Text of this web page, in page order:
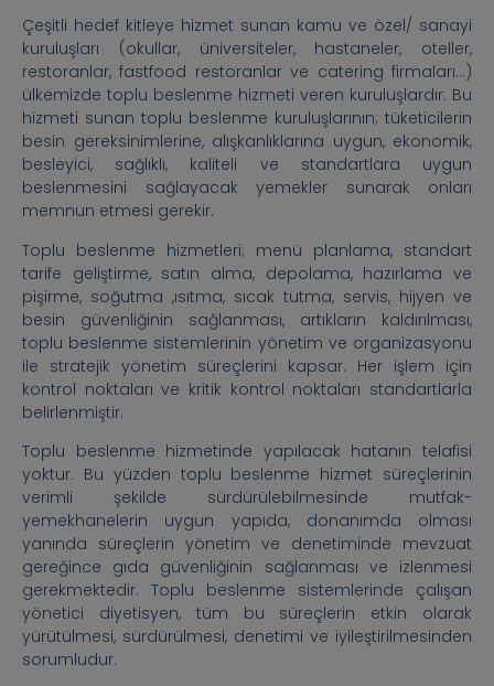
Çeşitli hedef kitleye hizmet sunan kamu ve özel/ sanayi
kuruluşları (okullar, üniversiteler, hastaneler, oteller,
restoranlar, fastfood restoranlar ve catering firmaları…)
ülkemizde toplu beslenme hizmeti veren kuruluşlardır. Bu
hizmeti sunan toplu beslenme kuruluşlarının; tüketicilerin
besin gereksinimlerine, alışkanlıklarına uygun, ekonomik,
besleyici, sağlıklı, kaliteli ve standartlara uygun
beslenmesini sağlayacak yemekler sunarak onları
memnun etmesi gerekir.
Toplu beslenme hizmetleri; menü planlama, standart
tarife geliştirme, satın alma, depolama, hazırlama ve
pişirme, soğutma ,ısıtma, sıcak tutma, servis, hijyen ve
besin güvenliğinin sağlanması, artıkların kaldırılması,
toplu beslenme sistemlerinin yönetim ve organizasyonu
ile stratejik yönetim süreçlerini kapsar. Her işlem için
kontrol noktaları ve kritik kontrol noktaları standartlarla
belirlenmiştir.
Toplu beslenme hizmetinde yapılacak hatanın telafisi
yoktur. Bu yüzden toplu beslenme hizmet süreçlerinin
verimli şekilde sürdürülebilmesinde mutfak-
yemekhanelerin uygun yapıda, donanımda olması
yanında süreçlerin yönetim ve denetiminde mevzuat
gereğince gıda güvenliğinin sağlanması ve izlenmesi
gerekmektedir. Toplu beslenme sistemlerinde çalışan
yönetici diyetisyen, tüm bu süreçlerin etkin olarak
yürütülmesi, sürdürülmesi, denetimi ve iyileştirilmesinden
sorumludur.